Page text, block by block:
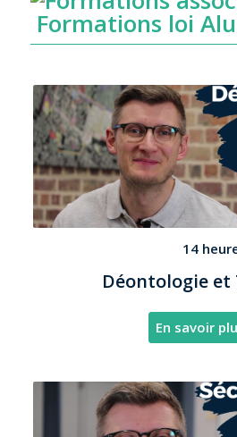
Formations loi
14
Déontologie et
En savoir